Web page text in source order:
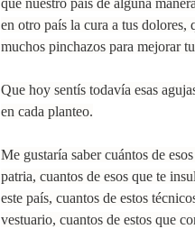
que nuestro país de alguna
en otro país la cura a tus dolores,
muchos pinchazos para mejorar
Que hoy sentís todavía esas
en cada planteo.
Me gustaría saber cuántos de
patria, cuantos de esos que te
este país, cuantos de estos
vestuario, cuantos de estos que